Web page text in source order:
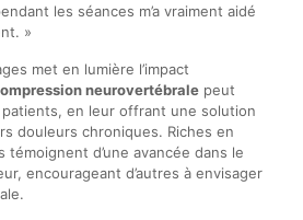
les séances m’a vraiment aidé
»
met en lumière l’impact
neurovertébralepeut
en leur offrant une solution
douleurs chroniques. Riches en
d’une avancée dans le
encourageant d’autres à envisager